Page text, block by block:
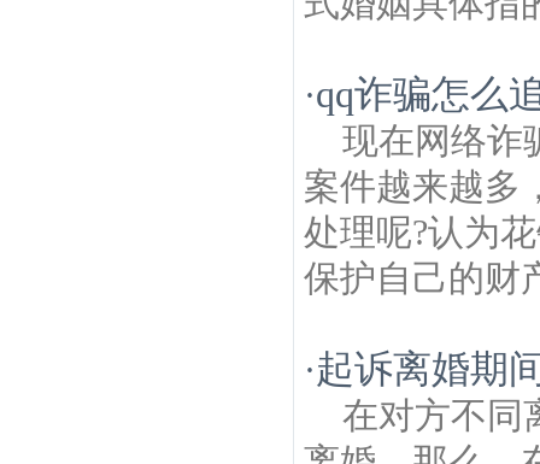
·qq诈骗怎么
现在网络诈
案件越来越多
处理呢?认为
保护自己的财
·起诉离婚期
在对方不同